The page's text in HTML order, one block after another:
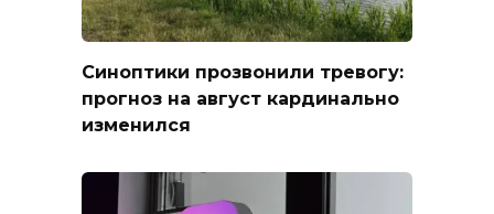
Синоптики прозвонили тревогу:
прогноз на август кардинально
изменился